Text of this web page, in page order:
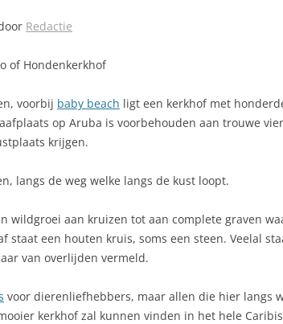
Redactie
of Hondenkerkhof
voorbij baby beach ligt een kerkhof met
op Aruba is voorbehouden aan trouwe
krijgen.
langs de weg welke langs de kust loopt.
wildgroei aan kruizen tot aan complete graven
staat een houten kruis, soms een steen. Veelal
van overlijden vermeld.
voor dierenliefhebbers, maar allen die hier langs
kerkhof zal kunnen vinden in het hele